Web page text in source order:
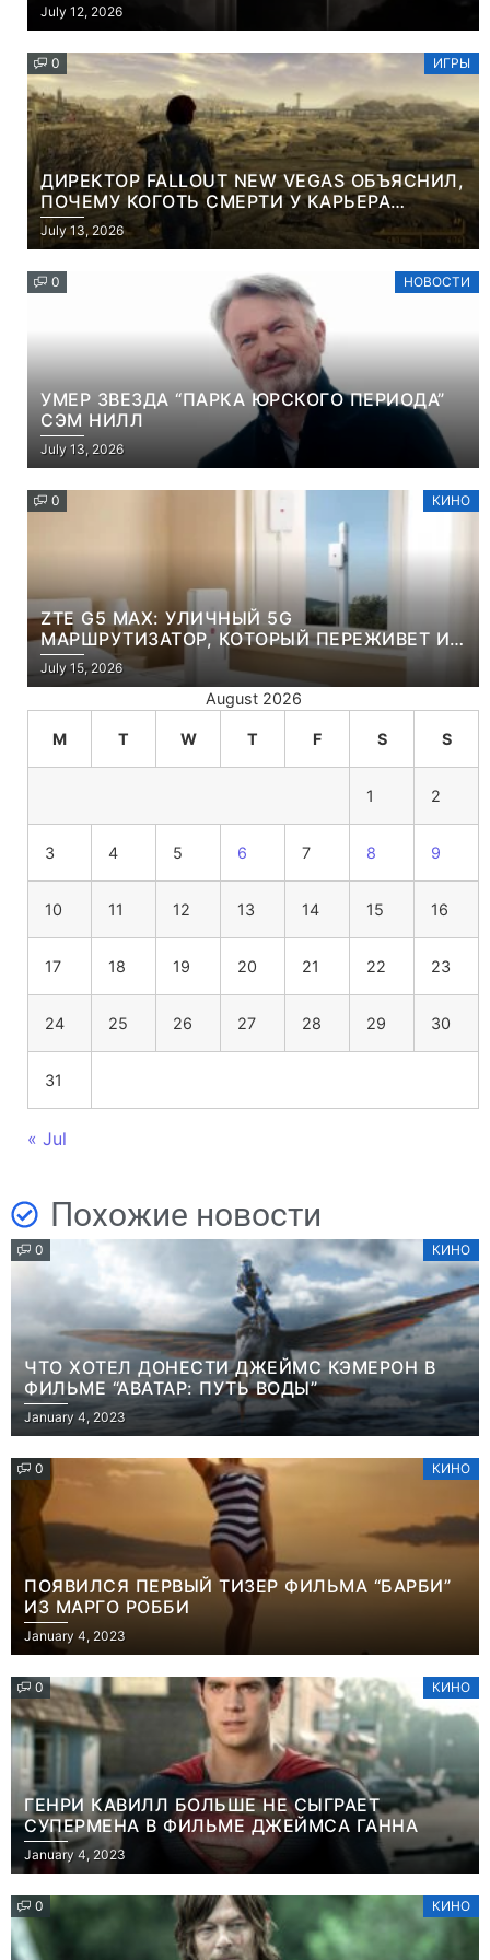
КОНТЕНТА И СОЦСЕТЕЙ
July 12, 2026
0 ИГРЫ
ДИРЕКТОР FALLOUT NEW VEGAS ОБЪЯСНИЛ,
ПОЧЕМУ КОГОТЬ СМЕРТИ У КАРЬЕРА
НАМЕРЕННО СНОСИТ ВАМ ГОЛОВУ
July 13, 2026
0 НОВОСТИ
УМЕР ЗВЕЗДА “ПАРКА ЮРСКОГО ПЕРИОДА”
СЭМ НИЛЛ
July 13, 2026
0 КИНО
ZTE G5 MAX: УЛИЧНЫЙ 5G
МАРШРУТИЗАТОР, КОТОРЫЙ ПЕРЕЖИВЕТ И
ЛЮТУЮ ЗИМУ, И ЖАРКОЕ ЛЕТО
July 15, 2026
August 2026
M T W T F S S
1 2
3 4 5 6 7 8 9
10 11 12 13 14 15 16
17 18 19 20 21 22 23
24 25 26 27 28 29 30
31
« Jul
Похожие новости
0 КИНО
ЧТО ХОТЕЛ ДОНЕСТИ ДЖЕЙМС КЭМЕРОН В
ФИЛЬМЕ “АВАТАР: ПУТЬ ВОДЫ”
January 4, 2023
0 КИНО
ПОЯВИЛСЯ ПЕРВЫЙ ТИЗЕР ФИЛЬМА “БАРБИ”
ИЗ МАРГО РОББИ
January 4, 2023
0 КИНО
ГЕНРИ КАВИЛЛ БОЛЬШЕ НЕ СЫГРАЕТ
СУПЕРМЕНА В ФИЛЬМЕ ДЖЕЙМСА ГАННА
January 4, 2023
0 КИНО